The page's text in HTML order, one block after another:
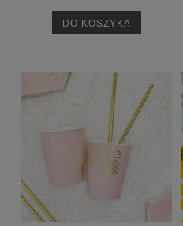
DO KOSZYKA